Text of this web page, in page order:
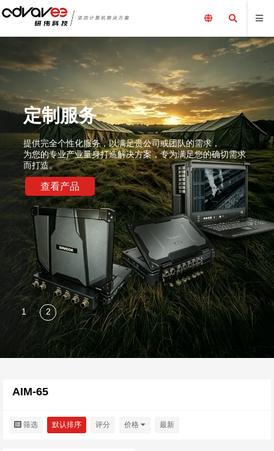
定制服务
提供完全个性化服务，以满足贵公司或团队的需求，
为您的专业产业量身打造解决方案，专为满足您的确切需求
而打造。
查看产品
AIM-65
筛选 默认排序 评分 价格 最新